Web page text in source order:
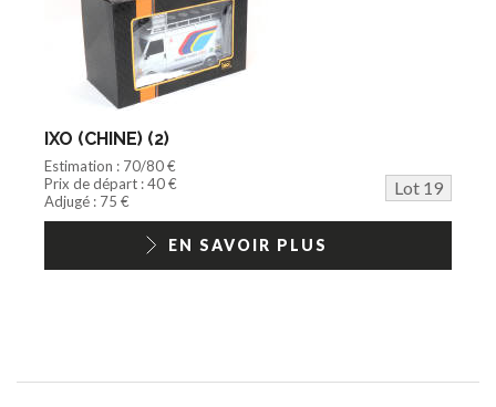
IXO (CHINE) (2)
Estimation : 70/80 €
Prix de départ : 40 €
Lot 19
Adjugé : 75 €
EN SAVOIR PLUS